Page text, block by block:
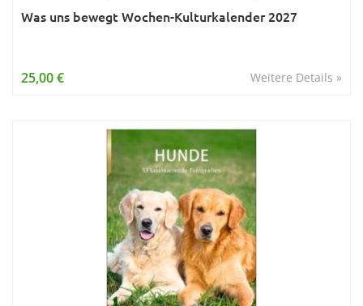
Was uns bewegt Wochen-Kulturkalender 2027
Weitere Details »
25,00 €